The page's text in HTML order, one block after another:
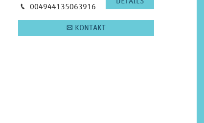
M Telefon
004944135063916
A KONTAKT